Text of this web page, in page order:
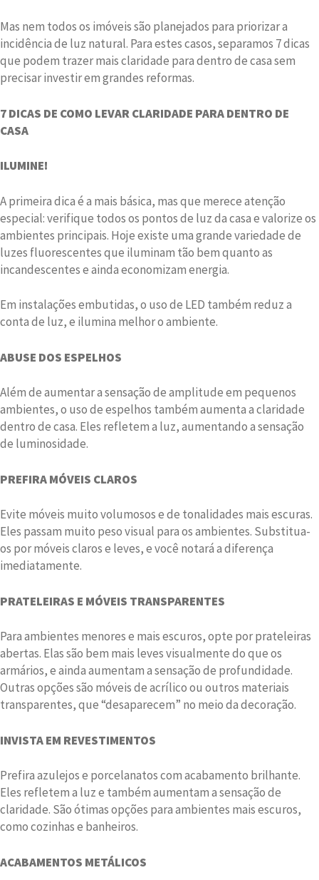
Mas nem todos os imóveis são planejados para priorizar a
incidência de luz natural. Para estes casos, separamos 7 dicas
que podem trazer mais claridade para dentro de casa sem
precisar investir em grandes reformas.
7 DICAS DE COMO LEVAR CLARIDADE PARA DENTRO DE
CASA
ILUMINE!
A primeira dica é a mais básica, mas que merece atenção
especial: verifique todos os pontos de luz da casa e valorize os
ambientes principais. Hoje existe uma grande variedade de
luzes fluorescentes que iluminam tão bem quanto as
incandescentes e ainda economizam energia.
Em instalações embutidas, o uso de LED também reduz a
conta de luz, e ilumina melhor o ambiente.
ABUSE DOS ESPELHOS
Além de aumentar a sensação de amplitude em pequenos
ambientes, o uso de espelhos também aumenta a claridade
dentro de casa. Eles refletem a luz, aumentando a sensação
de luminosidade.
PREFIRA MÓVEIS CLAROS
Evite móveis muito volumosos e de tonalidades mais escuras.
Eles passam muito peso visual para os ambientes. Substitua-
os por móveis claros e leves, e você notará a diferença
imediatamente.
PRATELEIRAS E MÓVEIS TRANSPARENTES
Para ambientes menores e mais escuros, opte por prateleiras
abertas. Elas são bem mais leves visualmente do que os
armários, e ainda aumentam a sensação de profundidade.
Outras opções são móveis de acrílico ou outros materiais
transparentes, que “desaparecem” no meio da decoração.
INVISTA EM REVESTIMENTOS
Prefira azulejos e porcelanatos com acabamento brilhante.
Eles refletem a luz e também aumentam a sensação de
claridade. São ótimas opções para ambientes mais escuros,
como cozinhas e banheiros.
ACABAMENTOS METÁLICOS